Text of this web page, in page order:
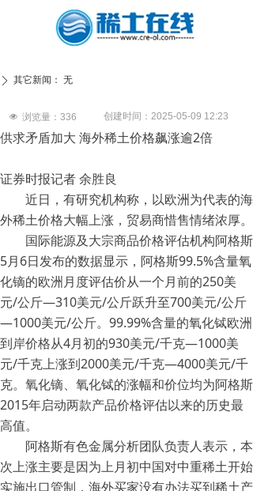
创建时间： 2025-05-09 12:23
넶 浏览量： 336
供求矛盾加大 海外稀土价格飙涨逾2倍
证券时报记者 余胜良
近日，有研究机构称，以欧洲为代表的海
外稀土价格大幅上涨，贸易商惜售情绪浓厚。
国际能源及大宗商品价格评估机构阿格斯
5月6日发布的数据显示，阿格斯99.5%含量氧
化镝的欧洲月度评估价从一个月前的250美
元/公斤—310美元/公斤跃升至700美元/公斤
—1000美元/公斤。99.99%含量的氧化铽欧洲
到岸价格从4月初的930美元/千克—1000美
元/千克上涨到2000美元/千克—4000美元/千
克。氧化镝、氧化铽的涨幅和价位均为阿格斯
2015年启动两款产品价格评估以来的历史最
高值。
阿格斯有色金属分析团队负责人表示，本
次上涨主要是因为上月初中国对中重稀土开始
实施出口管制，海外买家没有办法买到稀土产
ꄲ 其它新闻： 无